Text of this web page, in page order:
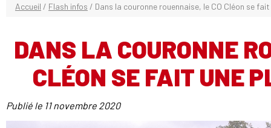
Accueil / Flash infos / Dans la couronne rouennaise, le CO Cléon se
DANS LA COURONNE
CLÉON SE FAIT UNE
Publié le 11 novembre 2020